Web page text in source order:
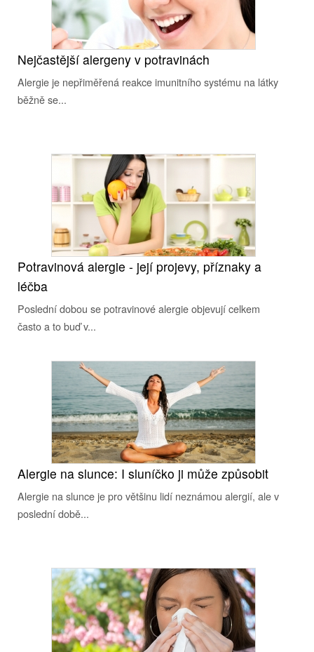
Nejčastější alergeny v potravinách
Alergie je nepřiměřená reakce imunitního systému na látky
běžně se...
Potravinová alergie - její projevy, příznaky a
léčba
Poslední dobou se potravinové alergie objevují celkem
často a to buď v...
Alergie na slunce: I sluníčko ji může způsobit
Alergie na slunce je pro většinu lidí neznámou alergií, ale v
poslední době...